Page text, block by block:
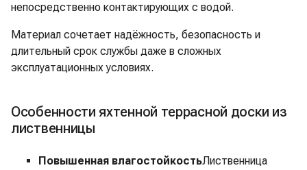
непосредственно контактирующих с водой.
Материал сочетает надёжность, безопасность и
длительный срок службы даже в сложных
эксплуатационных условиях.
Особенности яхтенной террасной доски из
лиственницы
Повышенная влагостойкостьЛиственница